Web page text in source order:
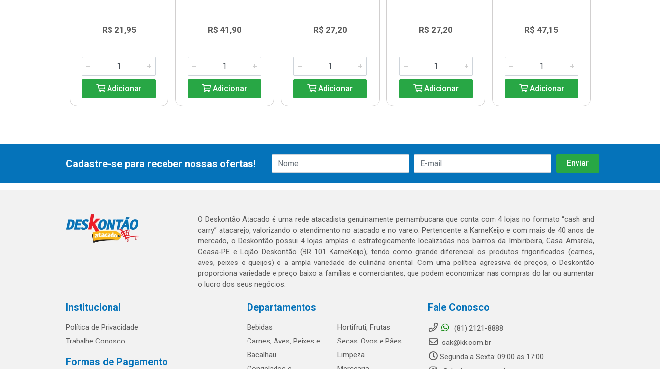
R$ 21,95
Adicionar
R$ 41,90
Adicionar
R$ 27,20
Adicionar
R$ 27,20
Adicionar
R$ 47,15
Adicionar
Cadastre-se para receber nossas ofertas!
O Deskontão Atacado é uma rede atacadista genuinamente pernambucana que conta com 4 lojas no formato “cash and
carry” atacarejo, valorizando o atendimento no atacado e no varejo. Pertencente a KarneKeijo e com mais de 40 anos de
mercado, o Deskontão possui 4 lojas amplas e estrategicamente localizadas nos bairros da Imbiribeira, Casa Amarela,
Ceasa-PE e Lojão Deskontão (BR 101 KarneKeijo), tendo como grande diferencial os produtos frigorificados (carnes,
aves, peixes e queijos) e a ampla variedade de culinária oriental. Com uma política agressiva de preços, o Deskontão
proporciona variedade e preço baixo a famílias e comerciantes, que podem economizar nas compras do lar ou aumentar
o lucro dos seus negócios.
Institucional
Política de Privacidade
Trabalhe Conosco
Formas de Pagamento
Departamentos
Bebidas
Carnes, Aves, Peixes e
Bacalhau
Hortifruti, Frutas
Secas, Ovos e Pães
Limpeza
Fale Conosco
(81) 2121-8888
sak@kk.com.br
Segunda a Sexta: 09:00 as 17:00